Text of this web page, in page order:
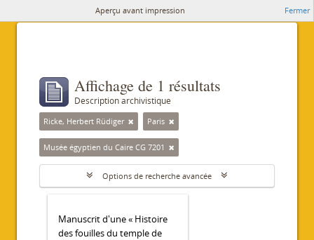
Aperçu avant impression Fermer
Affichage de 1 résultats
Description archivistique
Ricke, Herbert Rüdiger Paris
Musée égyptien du Caire CG 7201
Options de recherche avancée
Manuscrit d'une « Histoire
des fouilles du temple de